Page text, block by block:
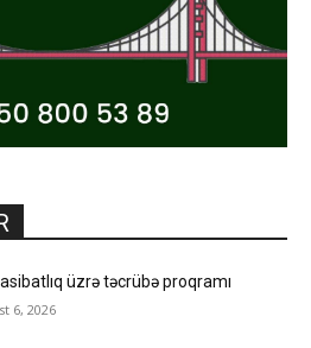
üzrə təcrübə proqramı
6, 2026